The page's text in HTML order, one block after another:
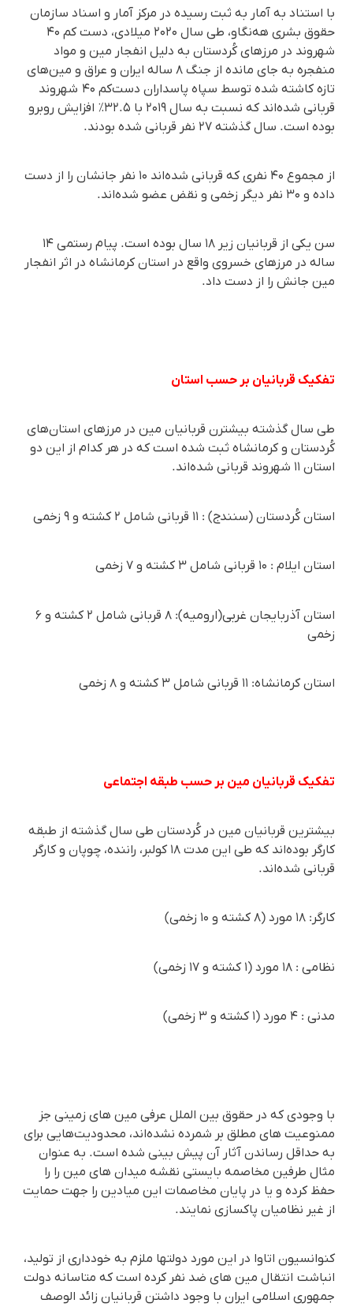
با استناد بە آمار بە ثبت رسیدە در مرکز آمار و اسناد سازمان
حقوق بشری هه‌نگاو، طی سال ۲۰۲۰ میلادی، دست کم ۴۰
شهروند در مرزهای کُردستان بە دلیل انفجار مین و مواد
منفجرە بە جای ماندە از جنگ ٨ سالە ایران و عراق و مین‌های
تازه کاشته شده توسط سپاه پاسداران دست‌کم ۴۰ شهروند
قربانی شدەاند کە نسبت بە سال ۲۰۱۹ با ۳۲.۵٪ افزایش روبرو
بوده است. سال گذشته ۲۷ نفر قربانی شده بودند.
از مجموع ۴۰ نفری کە قربانی شدەاند ۱۰ نفر جانشان را از دست
دادە و ۳۰ نفر دیگر زخمی و نقض عضو شدەاند.
سن یکی از قربانیان زیر ۱۸ سال بوده است. پیام رستمی ۱۴
ساله در مرزهای خسروی واقع در استان کرمانشاه در اثر انفجار
مین جانش را از دست داد.
تفکیک قربانیان بر حسب استان
طی سال گذشتە بیشترن قربانیان مین در مرزهای استان‌های
کُردستان و کرمانشاه ثبت شدە است که در هر کدام از این دو
استان ۱۱ شهروند قربانی شده‌اند.
استان کُردستان (سنندج) : ۱۱ قربانی شامل ۲ کشتە و ۹ زخمی
استان ایلام : ۱۰ قربانی شامل ۳ کشتە و ۷ زخمی
استان آذربایجان غربی(ارومیه): ۸ قربانی شامل ۲ کشته و ۶
زخمی
استان کرمانشاه: ۱۱ قربانی شامل ۳ كشتە و ۸ زخمی
تفکیک قربانیان مین بر حسب طبقە اجتماعی
بیشترین قربانیان مین در کُردستان طی سال گذشتە از طبقە
کارگر بودەاند کە طی این مدت ۱۸ کولبر، رانندە، چوپان و کارگر
قربانی شدەاند.
کارگر: ۱۸ مورد (۸ کشتە و ۱۰ زخمی)
نظامی : ۱۸ مورد (۱ کشته و ۱۷ زخمی)
مدنی : ۴ مورد (۱ کشتە و ۳ زخمی)
با وجودی که در حقوق بین الملل عرفی مین های زمینی جز
ممنوعیت های مطلق بر شمرده نشده‌اند، محدودیت‌هایی برای
به حداقل رساندن آثار آن پیش بینی شده است. به عنوان
مثال طرفین مخاصمه بایستی نقشه میدان های مین را را
حفظ کرده و یا در پایان مخاصمات این میادین را جهت حمایت
از غیر نظامیان پاکسازی نمایند.
کنوانسیون اتاوا در این مورد دولتها ملزم به خودداری از تولید،
انباشت انتقال مین های ضد نفر کرده است که متاسانه دولت
جمهوری اسلامی ایران با وجود داشتن قربانیان زائد الوصف